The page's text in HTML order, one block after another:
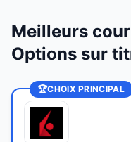
Meilleurs
Options sur
🏆CHOIX PRINCIPAL